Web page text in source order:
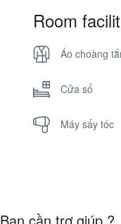
Room
Áo choàng
Cửa sổ
Máy sấy tóc